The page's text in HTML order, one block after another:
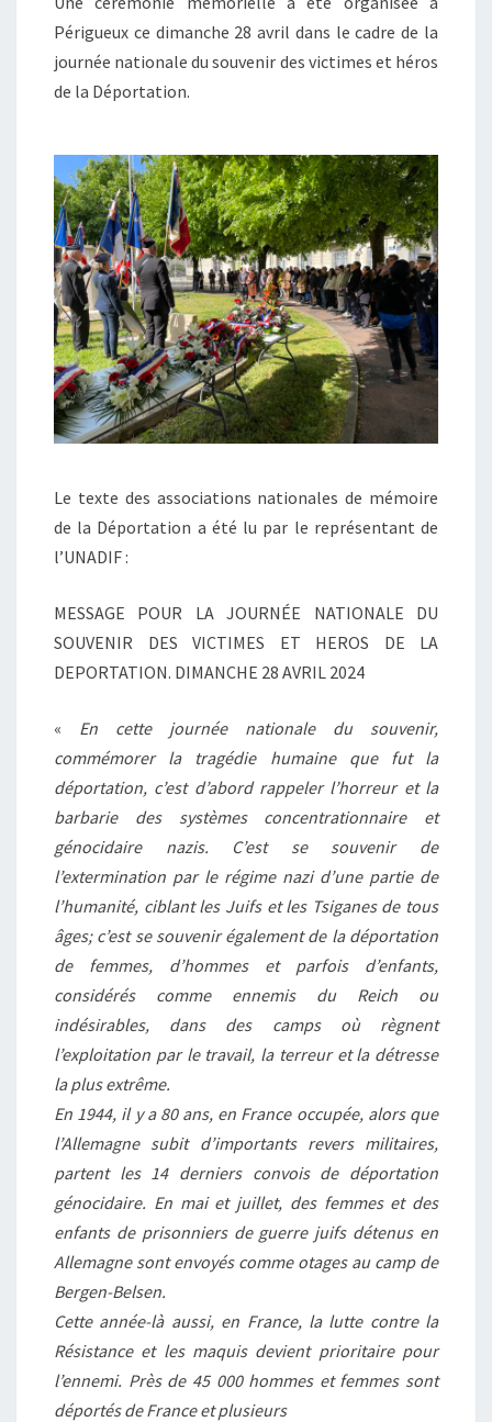
Périgueux ce dimanche 28 avril dans le cadre de la
journée nationale du souvenir des victimes et héros
de la Déportation.
Le texte des associations nationales de mémoire
de la Déportation a été lu par le représentant de
l’UNADIF :
MESSAGE POUR LA JOURNÉE NATIONALE DU
SOUVENIR DES VICTIMES ET HEROS DE LA
DEPORTATION. DIMANCHE 28 AVRIL 2024
« En cette journée nationale du souvenir,
commémorer la tragédie humaine que fut la
déportation, c’est d’abord rappeler l’horreur et la
barbarie des systèmes concentrationnaire et
génocidaire nazis. C’est se souvenir de
l’extermination par le régime nazi d’une partie de
l’humanité, ciblant les Juifs et les Tsiganes de tous
âges; c’est se souvenir également de la déportation
de femmes, d’hommes et parfois d’enfants,
considérés comme ennemis du Reich ou
indésirables, dans des camps où règnent
l’exploitation par le travail, la terreur et la détresse
la plus extrême.
En 1944, il y a 80 ans, en France occupée, alors que
l’Allemagne subit d’importants revers militaires,
partent les 14 derniers convois de déportation
génocidaire. En mai et juillet, des femmes et des
enfants de prisonniers de guerre juifs détenus en
Allemagne sont envoyés comme otages au camp de
Bergen-Belsen.
Cette année-là aussi, en France, la lutte contre la
Résistance et les maquis devient prioritaire pour
l’ennemi. Près de 45 000 hommes et femmes sont
déportés de France et plusieurs